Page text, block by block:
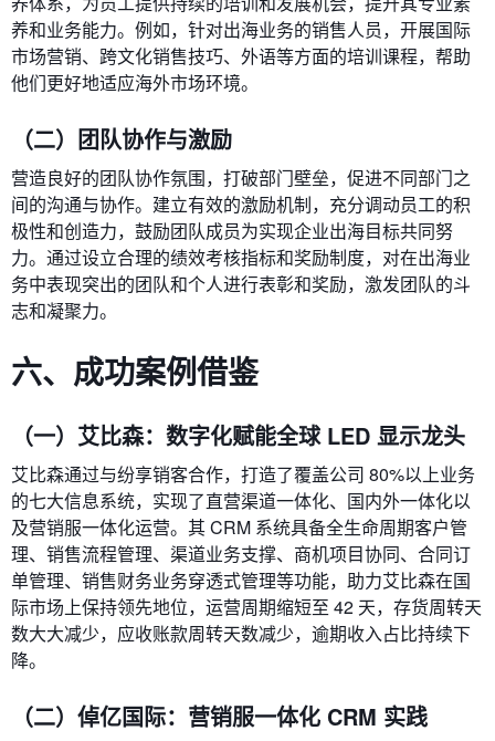
养和业务能力。例如，针对出海业务的销售人员，开展国际
市场营销、跨文化销售技巧、外语等方面的培训课程，帮助
他们更好地适应海外市场环境。
（二）团队协作与激励
营造良好的团队协作氛围，打破部门壁垒，促进不同部门之
间的沟通与协作。建立有效的激励机制，充分调动员工的积
极性和创造力，鼓励团队成员为实现企业出海目标共同努
力。通过设立合理的绩效考核指标和奖励制度，对在出海业
务中表现突出的团队和个人进行表彰和奖励，激发团队的斗
志和凝聚力。
六、成功案例借鉴
（一）艾比森：数字化赋能全球 LED 显示龙头
艾比森通过与纷享销客合作，打造了覆盖公司 80%以上业务
的七大信息系统，实现了直营渠道一体化、国内外一体化以
及营销服一体化运营。其 CRM 系统具备全生命周期客户管
理、销售流程管理、渠道业务支撑、商机项目协同、合同订
单管理、销售财务业务穿透式管理等功能，助力艾比森在国
际市场上保持领先地位，运营周期缩短至 42 天，存货周转天
数大大减少，应收账款周转天数减少，逾期收入占比持续下
降。
（二）倬亿国际：营销服一体化 CRM 实践